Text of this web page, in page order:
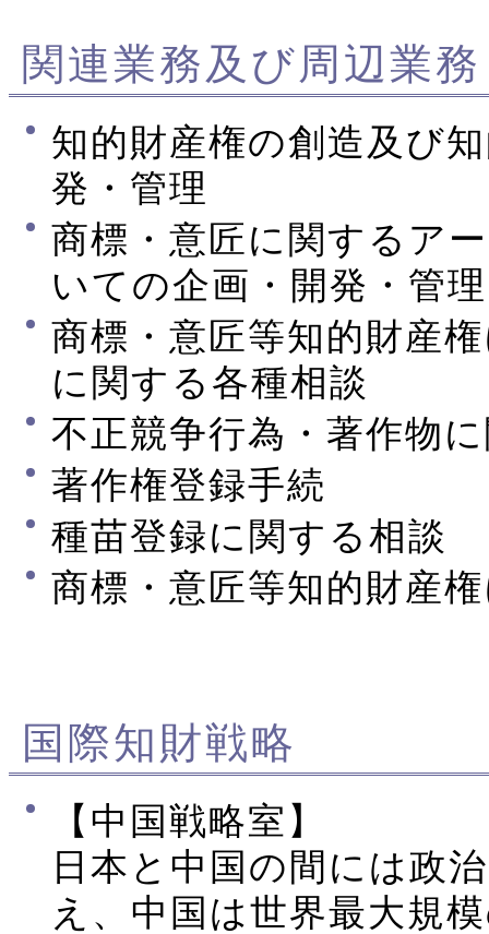
関連業務及び周辺業務
知的財産権の創造及び
発・管理
商標・意匠に関するア
いての企画・開発・管理
商標・意匠等知的財産
に関する各種相談
不正競争行為・著作物
著作権登録手続
種苗登録に関する相談
商標・意匠等知的財産
国際知財戦略
【中国戦略室】
日本と中国の間には政
え、中国は世界最大規